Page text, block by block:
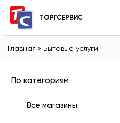
ТОРГСЕРВИС
Главная » Бытовые услуги
По категориям
Все магазины